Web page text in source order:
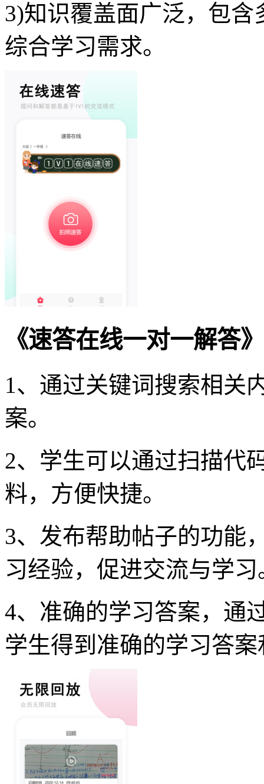
3)知识覆盖面广泛，包
综合学习需求。
《速答在线一对一解答
1、通过关键词搜索相关
案。
2、学生可以通过扫描代
料，方便快捷。
3、发布帮助帖子的功能
习经验，促进交流与学习
4、准确的学习答案，通
学生得到准确的学习答